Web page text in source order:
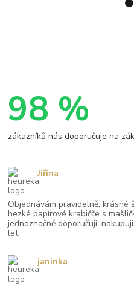
98 %
zákazníků nás doporučuje na
Objednávám pravidelně, krásné
hezké papírové krabičče s
jednoznačně doporučuji,
let.
Jiřina
janinka